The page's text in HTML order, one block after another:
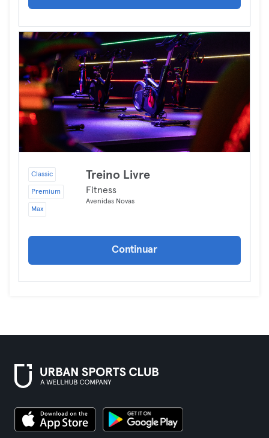
Classic
Premium
Max
Treino Livre
Fitness
Avenidas Novas
Continuar